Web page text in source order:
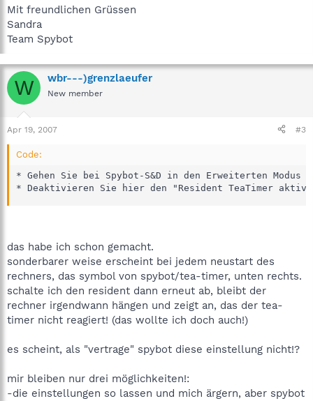
Mit freundlichen Grüssen
Sandra
Team Spybot
W wbr---)grenzlaeufer
New member
Apr 19, 2007 #3
Code:
* Gehen Sie bei Spybot-S&D in den Erweiterten Modus
* Deaktivieren Sie hier den "Resident TeaTimer
das habe ich schon gemacht.
sonderbarer weise erscheint bei jedem neustart des
rechners, das symbol von spybot/tea-timer, unten rechts.
schalte ich den resident dann erneut ab, bleibt der
rechner irgendwann hängen und zeigt an, das der tea-
timer nicht reagiert! (das wollte ich doch auch!)
es scheint, als "vertrage" spybot diese einstellung nicht!?
mir bleiben nur drei möglichkeiten!:
-die einstellungen so lassen und mich ärgern, aber spybot